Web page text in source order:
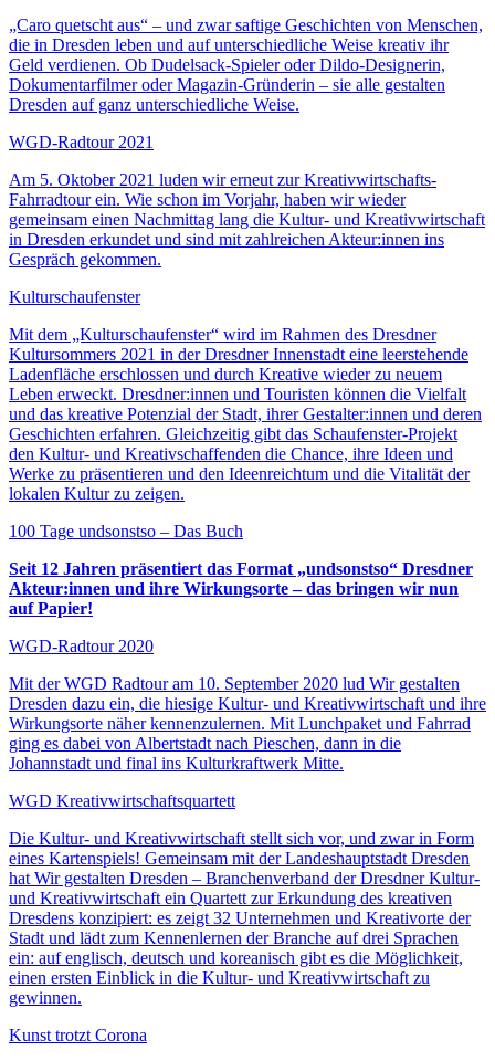
„Caro quetscht aus“ – und zwar saftige Geschichten von Menschen,
die in Dresden leben und auf unterschiedliche Weise kreativ ihr
Geld verdienen. Ob Dudelsack-Spieler oder Dildo-Designerin,
Dokumentarfilmer oder Magazin-Gründerin – sie alle gestalten
Dresden auf ganz unterschiedliche Weise.
WGD-Radtour 2021
Am 5. Oktober 2021 luden wir erneut zur Kreativwirtschafts-
Fahrradtour ein. Wie schon im Vorjahr, haben wir wieder
gemeinsam einen Nachmittag lang die Kultur- und Kreativwirtschaft
in Dresden erkundet und sind mit zahlreichen Akteur:innen ins
Gespräch gekommen.
Kulturschaufenster
Mit dem „Kulturschaufenster“ wird im Rahmen des Dresdner
Kultursommers 2021 in der Dresdner Innenstadt eine leerstehende
Ladenfläche erschlossen und durch Kreative wieder zu neuem
Leben erweckt. Dresdner:innen und Touristen können die Vielfalt
und das kreative Potenzial der Stadt, ihrer Gestalter:innen und deren
Geschichten erfahren. Gleichzeitig gibt das Schaufenster-Projekt
den Kultur- und Kreativschaffenden die Chance, ihre Ideen und
Werke zu präsentieren und den Ideenreichtum und die Vitalität der
lokalen Kultur zu zeigen.
100 Tage undsonstso – Das Buch
Seit 12 Jahren präsentiert das Format „undsonstso“ Dresdner
Akteur:innen und ihre Wirkungsorte – das bringen wir nun
auf Papier!
WGD-Radtour 2020
Mit der WGD Radtour am 10. September 2020 lud Wir gestalten
Dresden dazu ein, die hiesige Kultur- und Kreativwirtschaft und ihre
Wirkungsorte näher kennenzulernen. Mit Lunchpaket und Fahrrad
ging es dabei von Albertstadt nach Pieschen, dann in die
Johannstadt und final ins Kulturkraftwerk Mitte.
WGD Kreativwirtschaftsquartett
Die Kultur- und Kreativwirtschaft stellt sich vor, und zwar in Form
eines Kartenspiels! Gemeinsam mit der Landeshauptstadt Dresden
hat Wir gestalten Dresden – Branchenverband der Dresdner Kultur-
und Kreativwirtschaft ein Quartett zur Erkundung des kreativen
Dresdens konzipiert: es zeigt 32 Unternehmen und Kreativorte der
Stadt und lädt zum Kennenlernen der Branche auf drei Sprachen
ein: auf englisch, deutsch und koreanisch gibt es die Möglichkeit,
einen ersten Einblick in die Kultur- und Kreativwirtschaft zu
gewinnen.
Kunst trotzt Corona